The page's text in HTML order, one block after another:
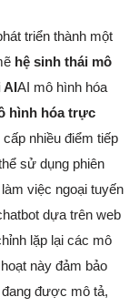
triển thành một
hệ sinh thái mô
AIAI mô hình hóa
hình hóa trực
nhiều điểm tiếp
sử dụng phiên
việc ngoại tuyến
dựa trên web
lặp lại các mô
này đảm bảo
được mô tả,